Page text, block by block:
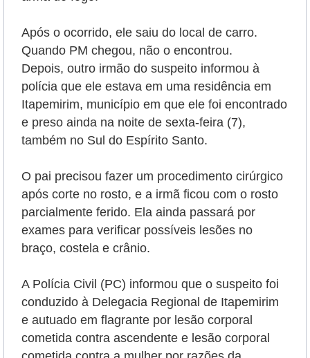
Após o ocorrido, ele saiu do local de carro.
Quando PM chegou, não o encontrou.
Depois, outro irmão do suspeito informou à
polícia que ele estava em uma residência em
Itapemirim, município em que ele foi encontrado
e preso ainda na noite de sexta-feira (7),
também no Sul do Espírito Santo.
O pai precisou fazer um procedimento cirúrgico
após corte no rosto, e a irmã ficou com o rosto
parcialmente ferido. Ela ainda passará por
exames para verificar possíveis lesões no
braço, costela e crânio.
A Polícia Civil (PC) informou que o suspeito foi
conduzido à Delegacia Regional de Itapemirim
e autuado em flagrante por lesão corporal
cometida contra ascendente e lesão corporal